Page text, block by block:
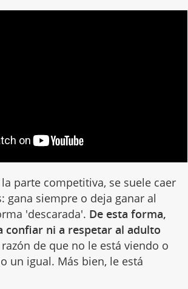
parte competitiva, se suele caer
gana siempre o deja ganar al
'descarada'. De esta forma,
confiar ni a respetar al adulto
de que no le está viendo o
un igual. Más bien, le está